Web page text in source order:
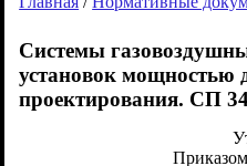
Системы
установок
проектирования. СП